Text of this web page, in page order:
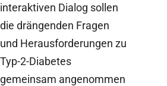
interaktiven Dialog sollen
die drängenden Fragen
und Herausforderungen zu
Typ-2-Diabetes
gemeinsam angenommen